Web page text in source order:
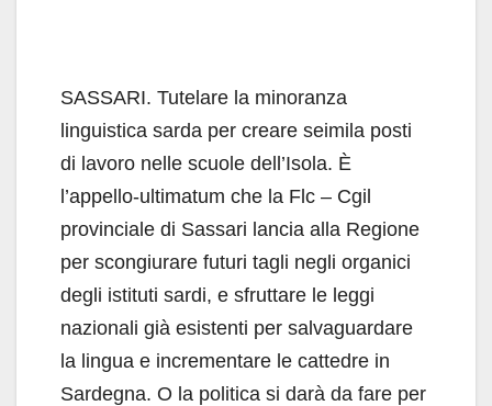
SASSARI. Tutelare la minoranza
linguistica sarda per creare seimila posti
di lavoro nelle scuole dell’Isola. È
l’appello-ultimatum che la Flc – Cgil
provinciale di Sassari lancia alla Regione
per scongiurare futuri tagli negli organici
degli istituti sardi, e sfruttare le leggi
nazionali già esistenti per salvaguardare
la lingua e incrementare le cattedre in
Sardegna. O la politica si darà da fare per